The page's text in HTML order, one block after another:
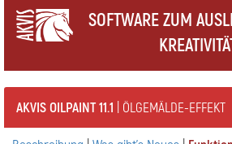
SOFTWARE ZUM
AKVIS OILPAINT 11.1 | ÖLGEMÄLDE-EFFEKT